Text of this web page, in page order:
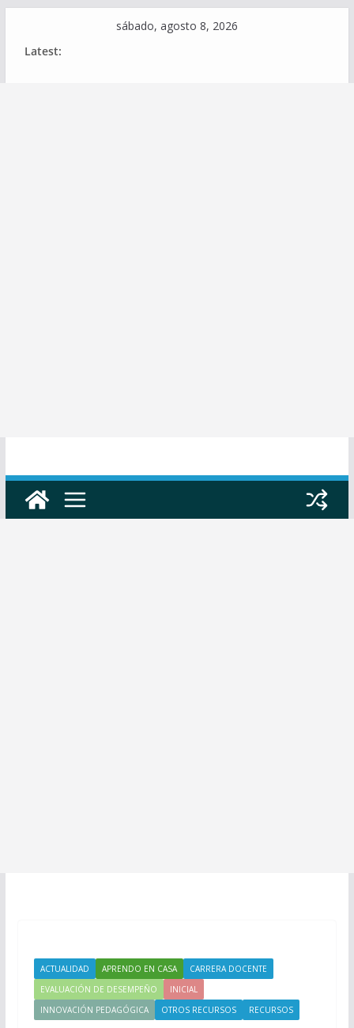
sábado, agosto 8, 2026
Latest:
ACTUALIDAD APRENDO EN CASA
CARRERA DOCENTE
EVALUACIÓN DE DESEMPEÑO
INICIAL
INNOVACIÓN PEDAGÓGICA
OTROS RECURSOS RECURSOS